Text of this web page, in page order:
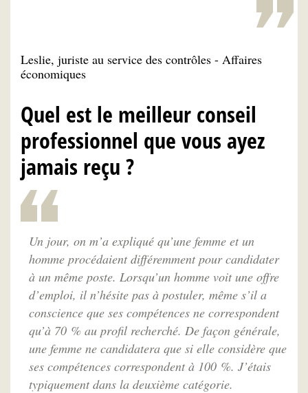
Leslie, juriste au service des contrôles - Affaires
économiques
Quel est le meilleur conseil
professionnel que vous ayez
jamais reçu ?
Un jour, on m’a expliqué qu’une femme et un
homme procédaient différemment pour candidater
à un même poste. Lorsqu’un homme voit une offre
d’emploi, il n’hésite pas à postuler, même s’il a
conscience que ses compétences ne correspondent
qu’à 70 % au profil recherché. De façon générale,
une femme ne candidatera que si elle considère que
ses compétences correspondent à 100 %. J’étais
typiquement dans la deuxième catégorie.